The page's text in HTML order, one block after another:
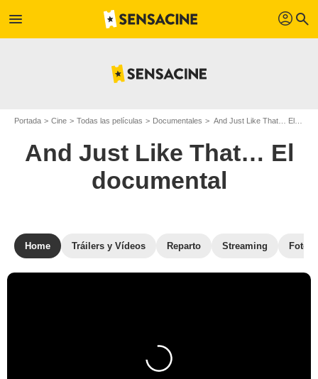
menu profil search
Portada Cine Todas las películas Documentales And Just Like That… El documental
And Just Like That… El
documental
Home Tráilers y Vídeos Reparto Streaming Fotos